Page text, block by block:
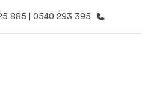
885 | 0540 293 395